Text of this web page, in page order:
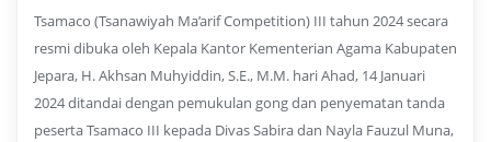
Tsamaco (Tsanawiyah Ma’arif Competition) III tahun 2024 secara
resmi dibuka oleh Kepala Kantor Kementerian Agama Kabupaten
Jepara, H. Akhsan Muhyiddin, S.E., M.M. hari Ahad, 14 Januari
2024 ditandai dengan pemukulan gong dan penyematan tanda
peserta Tsamaco III kepada Divas Sabira dan Nayla Fauzul Muna,